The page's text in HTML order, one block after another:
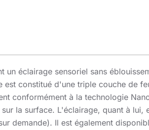
éclairage sensoriel sans
est constitué d'une triple couche de
conformément à la technologie
la surface. L'éclairage, quant à lui,
demande). Il est également